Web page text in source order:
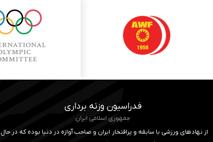
فدراسیون وزنه برداری
جمهوری اسلامی ایران
از نهادهای ورزشی با سابقه و پرافتخار ایران و صاحب آوازه در دنیا بوده که در حال